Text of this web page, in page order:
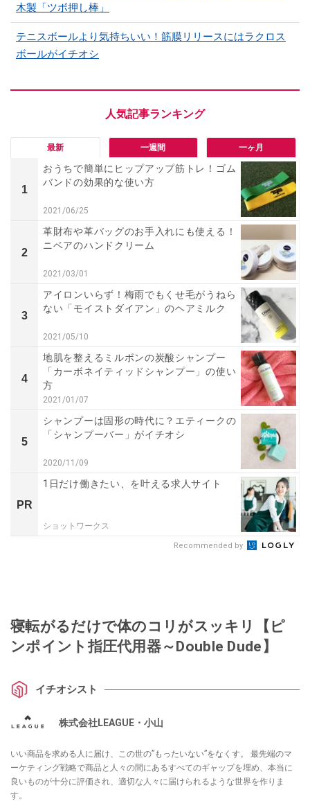
木製「ツボ押し棒」
テニスボールより気持ちいい！筋膜リリースにはラクロス
ボールがイチオシ
最新 一週間 一ヶ月
1
おうちで簡単にヒップアップ筋トレ！ゴム
バンドの効果的な使い方
2021/06/25
2
革財布や革バッグのお手入れにも使える！
ニベアのハンドクリーム
2021/03/01
3
アイロンいらず！梅雨でもくせ毛がうねら
ない「モイストダイアン」のヘアミルク
2021/05/10
4
地肌を整えるミルボンの炭酸シャンプー
「カーボネイティッドシャンプー」の使い
方
2021/01/07
5
シャンプーは固形の時代に？エティークの
「シャンプーバー」がイチオシ
2020/11/09
PR
1日だけ働きたい、を叶える求人サイト
ショットワークス
Recommended by
寝転がるだけで体のコリがスッキリ【ピ
ンポイント指圧代用器～Double Dude】
イチオシスト
株式会社LEAGUE・小山
いい商品を求める人に届け、この世の”もったいない”をなくす。 最先端のマ
ーケティング戦略で商品と人々の間にあるすべてのギャップを埋め、本当に
良いものが十分に評価され、適切な人々に届けられるような世界を作りま
す。